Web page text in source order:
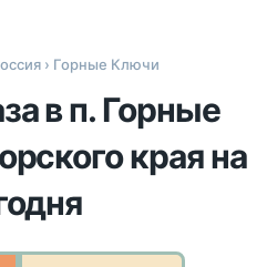
› Горные Ключи
в п. Горные
края на